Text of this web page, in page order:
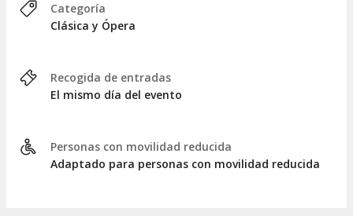
Categoría
Clásica y Ópera
Recogida de entradas
El mismo día del evento
Personas con movilidad reducida
Adaptado para personas con movilidad reducida